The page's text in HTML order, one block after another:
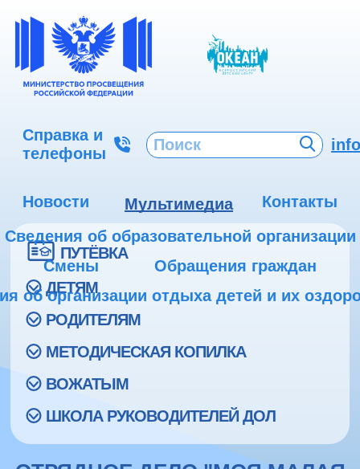
Справка и
телефоны
Новости Мультимедиа
Контакты
Сведения об образовательной организации
Смены
Обращения граждан
об организации отдыха детей и их
ПУТЁВКА
ДЕТЯМ
РОДИТЕЛЯМ
МЕТОДИЧЕСКАЯ КОПИЛКА
ВОЖАТЫМ
ШКОЛА РУКОВОДИТЕЛЕЙ ДОЛ